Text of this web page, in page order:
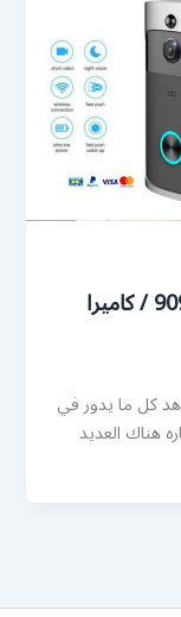
كاميرات سيارات الكويت / 90905153 / كاميرا
كل ما يدور في
هناك العديد